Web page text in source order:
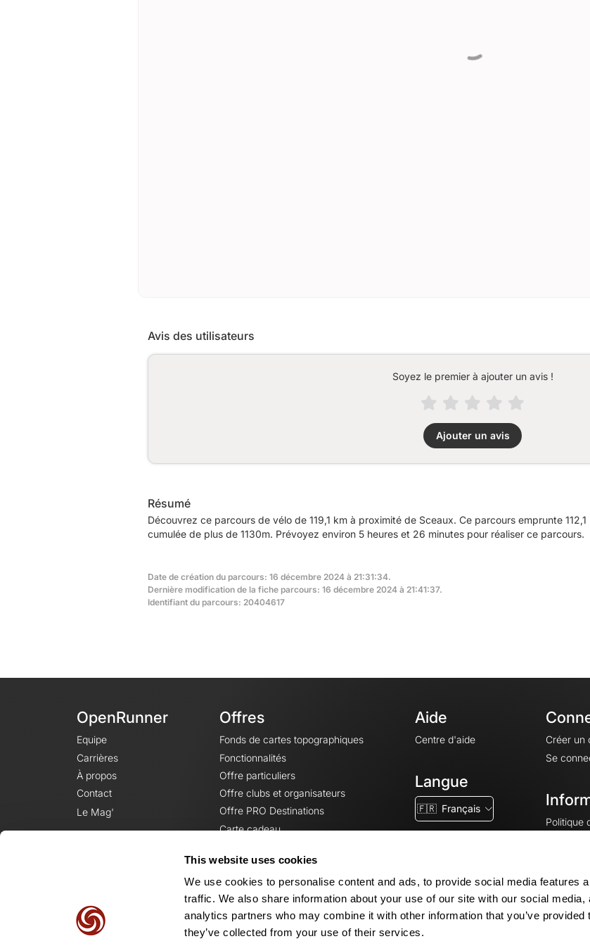
This website uses cookies
We use cookies to personalise content and ads, to provide social media features
traffic. We also share information about your use of our site with our social media,
analytics partners who may combine it with other information that you’ve provided
they’ve collected from your use of their services.
Avis des utilisateurs
Soyez le premier à ajouter un avis !
Ajouter un avis
Résumé
Découvrez ce parcours de vélo de 119,1 km à proximité de Sceaux. Ce parcours emprunte
cumulée de plus de 1130m. Prévoyez environ 5 heures et 26 minutes pour réaliser ce parcours.
Date de création du parcours: 16 décembre 2024 à 21:31:34.
Dernière modification de la fiche parcours: 16 décembre 2024 à 21:41:37.
Identifiant du parcours: 20404617
OpenRunner
Equipe
Carrières
À propos
Contact
Le Mag'
Offres
Fonds de cartes topographiques
Fonctionnalités
Offre particuliers
Offre clubs et organisateurs
Offre PRO Destinations
Carte cadeau
Aide
Centre d'aide
Langue
🇫🇷 Français
Créer un
Se
Politique
Mentions